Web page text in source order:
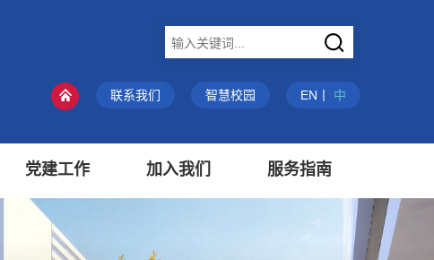
联系我们 智慧校园 EN 中
党建工作 加入我们 服务指南